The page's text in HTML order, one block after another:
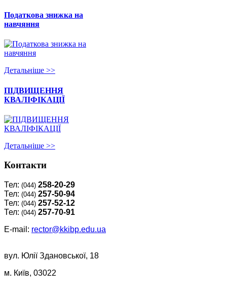
Податкова знижка на
навчяння
Детальнiше >>
ПІДВИЩЕННЯ
КВАЛІФІКАЦІЇ
Детальнiше >>
Контакти
Тел: (044) 258-20-29
Тел: (044) 257-50-94
Тел: (044) 257-52-12
Тел: (044) 257-70-91
E-mail: rector@kkibp.edu.ua
вул. Юлії Здановської, 18
м. Київ, 03022